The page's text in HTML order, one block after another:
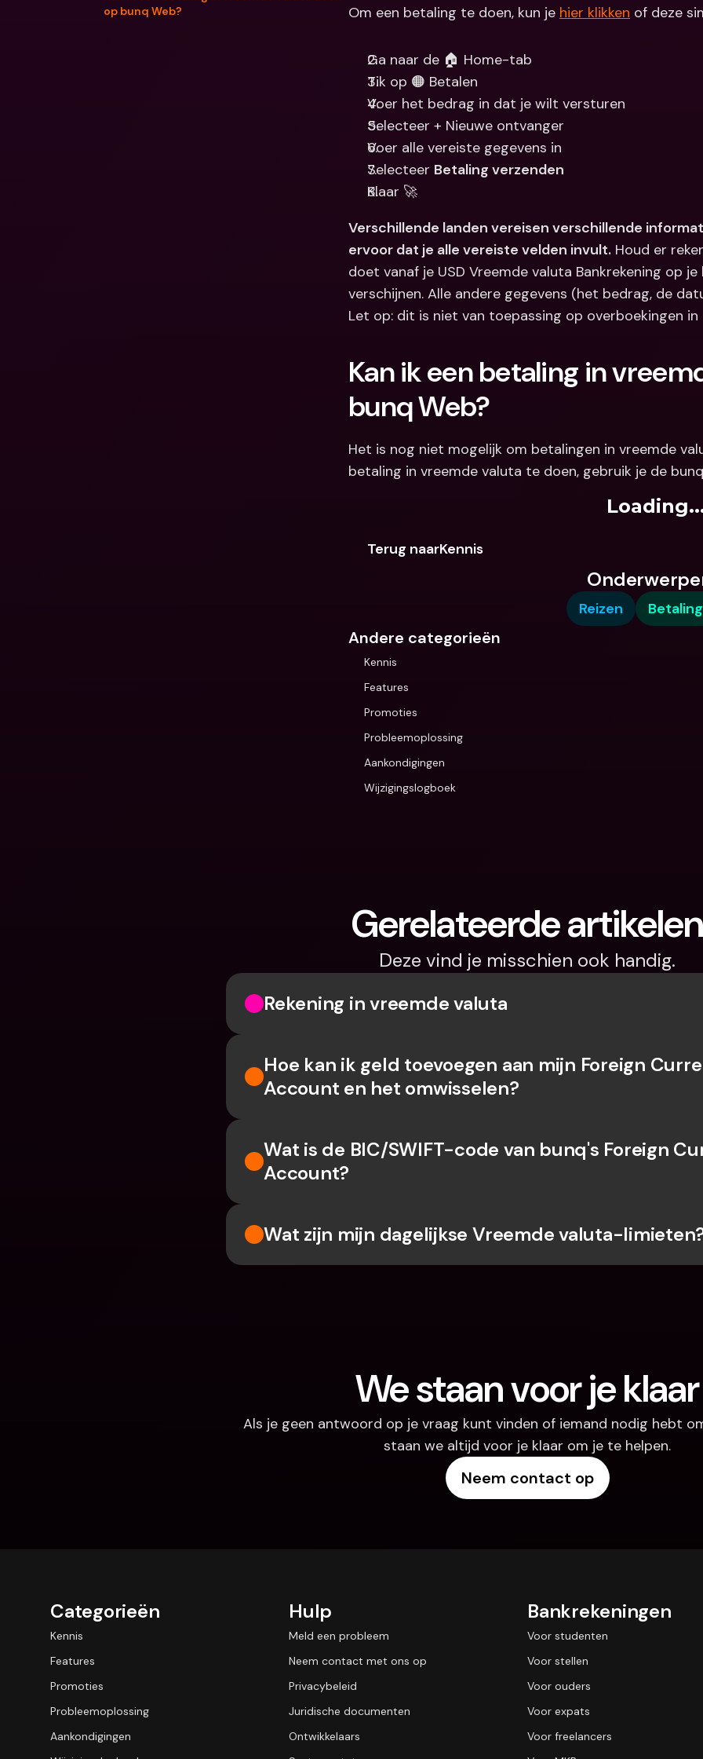
op bunq Web?
Om een betaling te doen, kun je hier klikken of deze
Ga naar de 🏠 Home-tab
Tik op 🟠 Betalen
Voer het bedrag in dat je wilt versturen
Selecteer + Nieuwe ontvanger
Voer alle vereiste gegevens in
Selecteer Betaling verzenden
Klaar 🚀
Verschillende landen vereisen verschillende
ervoor dat je alle vereiste velden invult. Houd er
doet vanaf je USD Vreemde valuta Bankrekening op
verschijnen. Alle andere gegevens (het bedrag, de
Let op: dit is niet van toepassing op overboekingen in
Kan ik een betaling in
bunq Web?
Het is nog niet mogelijk om betalingen in vreemde
betaling in vreemde valuta te doen, gebruik je de
Terug naarKennis
Reizen
Andere categorieën
Kennis
Features
Promoties
Probleemoplossing
Aankondigingen
Wijzigingslogboek
Gerelateerde
Deze vind je misschien ook handig.
Rekening in vreemde valuta
Hoe kan ik geld toevoegen aan mijn Foreign
Account en het omwisselen?
Wat is de BIC/SWIFT-code van bunq's Foreign
Account?
Wat zijn mijn dagelijkse Vreemde valuta-
We staan voor je klaar
Als je geen antwoord op je vraag kunt vinden of iemand nodig hebt
staan we altijd voor je klaar om je te helpen.
Neem contact op
Categorieën
Kennis
Features
Promoties
Probleemoplossing
Aankondigingen
Hulp
Meld een probleem
Neem contact met ons op
Privacybeleid
Juridische documenten
Ontwikkelaars
Bankrekeningen
Voor studenten
Voor stellen
Voor ouders
Voor expats
Voor freelancers